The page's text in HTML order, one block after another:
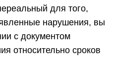
для того,
нарушения, вы
с документом
относительно сроков